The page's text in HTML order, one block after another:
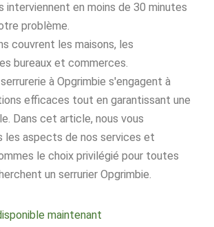
interviennent en moins de 30 minutes
problème.
couvrent les maisons, les
bureaux et commerces.
à Opgrimbie s'engagent à
efficaces tout en garantissant une
Dans cet article, nous vous
les aspects de nos services et
le choix privilégié pour toutes
un serrurier Opgrimbie.
maintenant